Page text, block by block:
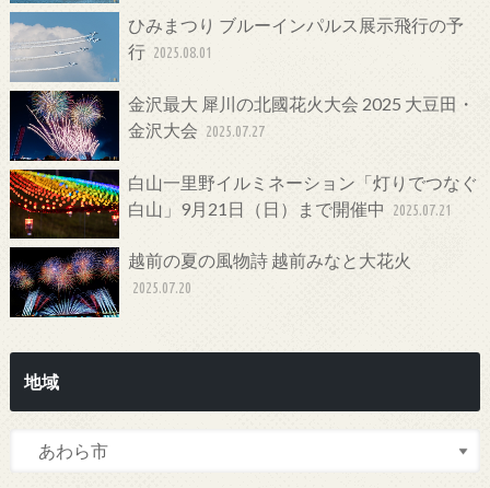
ひみまつり ブルーインパルス展示飛行の予
行 2025.08.01
金沢最大 犀川の北國花火大会 2025 大豆田・
金沢大会 2025.07.27
白山一里野イルミネーション「灯りでつなぐ
白山」9月21日（日）まで開催中
2025.07.21
越前の夏の風物詩 越前みなと大花火
2025.07.20
地域